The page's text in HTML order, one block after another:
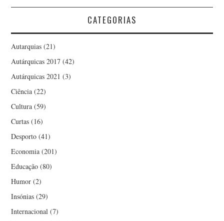
CATEGORIAS
Autarquias (21)
Autárquicas 2017 (42)
Autárquicas 2021 (3)
Ciência (22)
Cultura (59)
Curtas (16)
Desporto (41)
Economia (201)
Educação (80)
Humor (2)
Insónias (29)
Internacional (7)